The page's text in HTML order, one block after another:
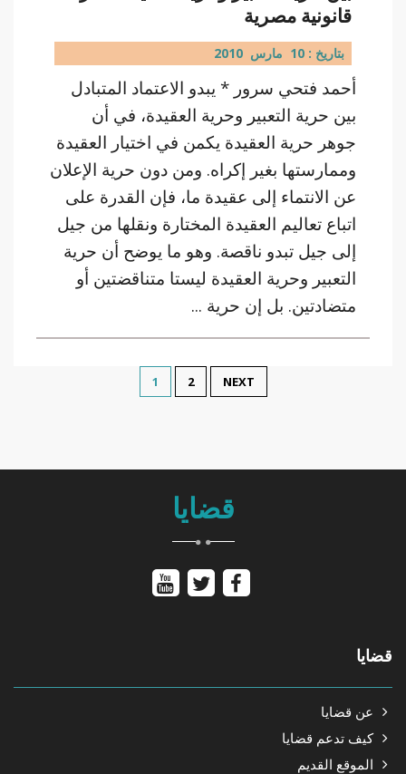
قانونية مصرية
بتاريخ : 10 مارس 2010
أحمد فتحي سرور * يبدو الاعتماد المتبادل
بين حرية التعبير وحرية العقيدة، في أن
جوهر حرية العقيدة يكمن في اختيار العقيدة
وممارستها بغير إكراه. ومن دون حرية الإعلان
عن الانتماء إلى عقيدة ما، فإن القدرة على
اتباع تعاليم العقيدة المختارة ونقلها من جيل
إلى جيل تبدو ناقصة. وهو ما يوضح أن حرية
التعبير وحرية العقيدة ليستا متناقضتين أو
متضادتين. بل إن حرية ...
1 2 NEXT
قضايا
قضايا
عن قضايا
كيف تدعم قضايا
الموقع القديم